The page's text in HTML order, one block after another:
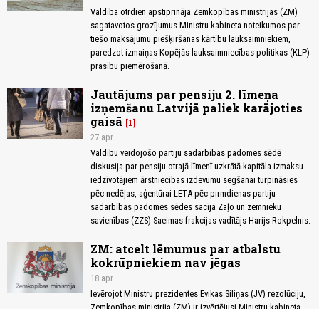
Valdība otrdien apstiprināja Zemkopības ministrijas (ZM)
sagatavotos grozījumus Ministru kabineta noteikumos par
tiešo maksājumu piešķiršanas kārtību lauksaimniekiem,
paredzot izmaiņas Kopējās lauksaimniecības politikas (KLP)
prasību piemērošanā.
Jautājums par pensiju 2. līmeņa
izņemšanu Latvijā paliek karājoties
gaisā
1
27.apr
Valdību veidojošo partiju sadarbības padomes sēdē
diskusija par pensiju otrajā līmenī uzkrātā kapitāla izmaksu
iedzīvotājiem ārstniecības izdevumu segšanai turpināsies
pēc nedēļas, aģentūrai LETA pēc pirmdienas partiju
sadarbības padomes sēdes sacīja Zaļo un zemnieku
savienības (ZZS) Saeimas frakcijas vadītājs Harijs Rokpelnis.
ZM: atcelt lēmumus par atbalstu
kokrūpniekiem nav jēgas
18.apr
Ievērojot Ministru prezidentes Evikas Siliņas (JV) rezolūciju,